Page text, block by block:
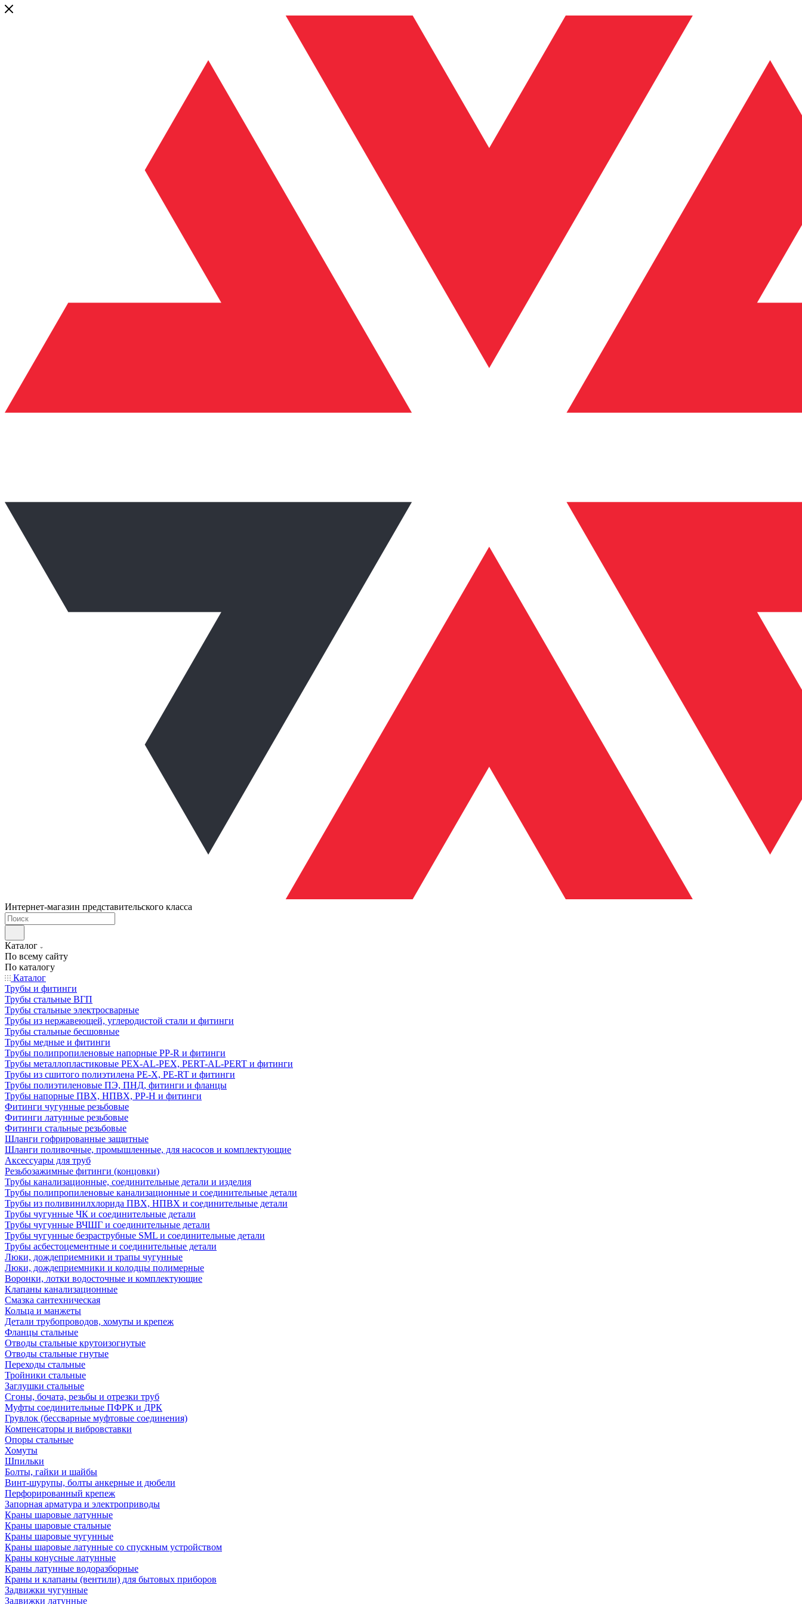
Интернет-магазин представительского класса
Каталог
По всему сайту
По каталогу
Каталог
Трубы и фитинги
Трубы стальные ВГП
Трубы стальные электросварные
Трубы из нержавеющей, углеродистой стали и фитинги
Трубы стальные бесшовные
Трубы медные и фитинги
Трубы полипропиленовые напорные PP-R и фитинги
Трубы металлопластиковые PEX-AL-PEX, PERT-AL-PERT и фитинги
Трубы из сшитого полиэтилена PE-X, PE-RT и фитинги
Трубы полиэтиленовые ПЭ, ПНД, фитинги и фланцы
Трубы напорные ПВХ, НПВХ, PP-H и фитинги
Фитинги чугунные резьбовые
Фитинги латунные резьбовые
Фитинги стальные резьбовые
Шланги гофрированные защитные
Шланги поливочные, промышленные, для насосов и комплектующие
Аксессуары для труб
Резьбозажимные фитинги (концовки)
Трубы канализационные, соединительные детали и изделия
Трубы полипропиленовые канализационные и соединительные детали
Трубы из поливинилхлорида ПВХ, НПВХ и соединительные детали
Трубы чугунные ЧК и соединительные детали
Трубы чугунные ВЧШГ и соединительные детали
Трубы чугунные безраструбные SML и соединительные детали
Трубы асбестоцементные и соединительные детали
Люки, дождеприемники и трапы чугунные
Люки, дождеприемники и колодцы полимерные
Воронки, лотки водосточные и комплектующие
Клапаны канализационные
Смазка сантехническая
Кольца и манжеты
Детали трубопроводов, хомуты и крепеж
Фланцы стальные
Отводы стальные крутоизогнутые
Отводы стальные гнутые
Переходы стальные
Тройники стальные
Заглушки стальные
Сгоны, бочата, резьбы и отрезки труб
Муфты соединительные ПФРК и ДРК
Грувлок (бессварные муфтовые соединения)
Компенсаторы и вибровставки
Опоры стальные
Хомуты
Шпильки
Болты, гайки и шайбы
Винт-шурупы, болты анкерные и дюбели
Перфорированный крепеж
Запорная арматура и электроприводы
Краны шаровые латунные
Краны шаровые стальные
Краны шаровые чугунные
Краны шаровые латунные со спускным устройством
Краны конусные латунные
Краны латунные водоразборные
Краны и клапаны (вентили) для бытовых приборов
Задвижки чугунные
Задвижки латунные